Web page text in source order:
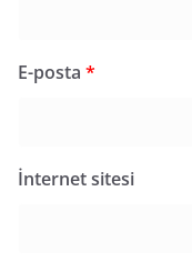
E-posta *
İnternet sitesi